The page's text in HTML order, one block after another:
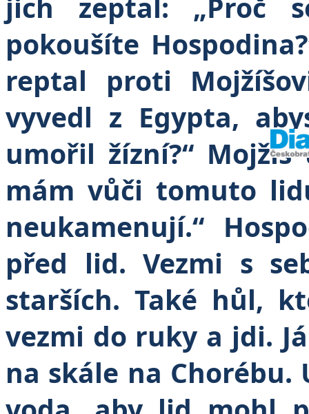
pokoušíte
reptal proti
vyvedl z Egypta,
umořil žízní?“
mám vůči tomuto
neukamenují.“
před lid. Vezmi s
starších. Také hůl,
vezmi do ruky a jdi.
na skále na